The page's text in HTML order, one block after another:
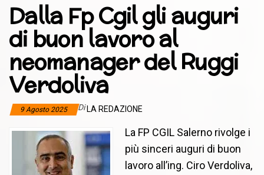
Dalla Fp Cgil gli auguri
di buon lavoro al
neomanager del Ruggi
Verdoliva
9 Agosto 2025 Di LA REDAZIONE
La FP CGIL Salerno rivolge i
più sinceri auguri di buon
lavoro all’ing. Ciro Verdoliva,